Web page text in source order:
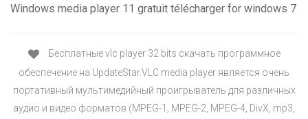
Windows media player 11 gratuit télécharger for windows 7
Бесплатные vlc player 32 bits скачать программное
обеспечение на UpdateStar.VLC media player является очень
портативный мультимедийный проигрыватель для различных
аудио и видео форматов (MPEG-1, MPEG-2, MPEG-4, DivX, mp3,